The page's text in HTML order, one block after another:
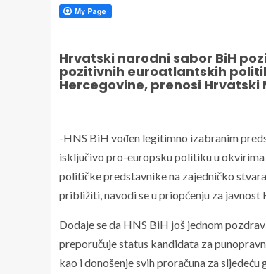
Hrvatski narodni sabor BiH
pozitivnih euroatlantskih
Hercegovine, prenosi Hrvatski
-HNS BiH vođen legitimno izabranim
isključivo pro-europsku politiku u
političke predstavnike na zajedničko
približiti, navodi se u priopćenju za javnost
Dodaje se da HNS BiH još jednom
preporučuje status kandidata za
kao i donošenje svih proračuna za